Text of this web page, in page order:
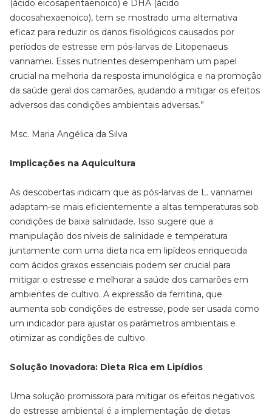
(ácido eicosapentaenoico) e DHA (ácido
docosahexaenoico), tem se mostrado uma alternativa
eficaz para reduzir os danos fisiológicos causados por
períodos de estresse em pós-larvas de Litopenaeus
vannamei. Esses nutrientes desempenham um papel
crucial na melhoria da resposta imunológica e na promoção
da saúde geral dos camarões, ajudando a mitigar os efeitos
adversos das condições ambientais adversas.”
Msc. Maria Angélica da Silva
Implicações na Aquicultura
As descobertas indicam que as pós-larvas de L. vannamei
adaptam-se mais eficientemente a altas temperaturas sob
condições de baixa salinidade. Isso sugere que a
manipulação dos níveis de salinidade e temperatura
juntamente com uma dieta rica em lipídeos enriquecida
com ácidos graxos essenciais podem ser crucial para
mitigar o estresse e melhorar a saúde dos camarões em
ambientes de cultivo. A expressão da ferritina, que
aumenta sob condições de estresse, pode ser usada como
um indicador para ajustar os parâmetros ambientais e
otimizar as condições de cultivo.
Solução Inovadora: Dieta Rica em Lipídios
Uma solução promissora para mitigar os efeitos negativos
do estresse ambiental é a implementação de dietas